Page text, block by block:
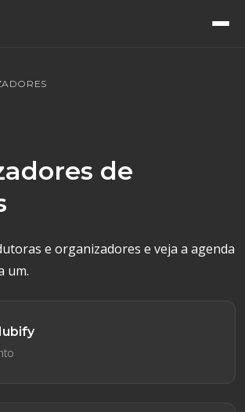
de
e organizadores e veja a agenda
um.